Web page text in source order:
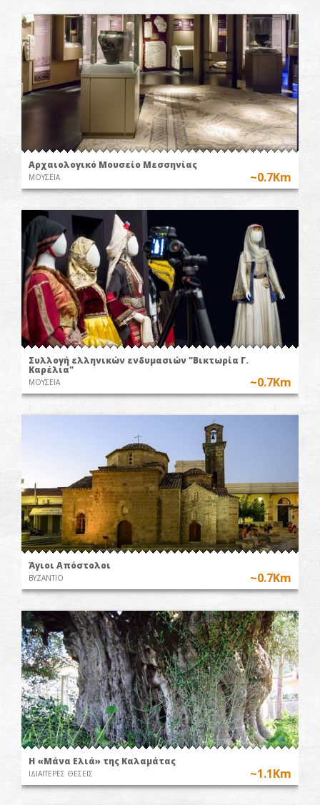
Αρχαιολογικό Μουσείο Μεσσηνίας
ΜΟΥΣΕΙΑ ~0.7Km
Συλλογή ελληνικών ενδυμασιών "Βικτωρία Γ.
Καρέλια"
ΜΟΥΣΕΙΑ ~0.7Km
Άγιοι Απόστολοι
ΒΥΖΑΝΤΙΟ ~0.7Km
Η «Μάνα Ελιά» της Καλαμάτας
ΙΔΙΑΙΤΕΡΕΣ ΘΕΣΕΙΣ ~1.1Km